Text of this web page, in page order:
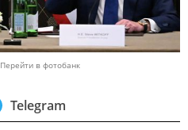
Перейти в фотобанк
Telegram